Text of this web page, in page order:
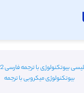
بیوتکنولوژی با ترجمه فارسی 2022 - 2023
بیوتکنولوژی میکروبی با ترجمه